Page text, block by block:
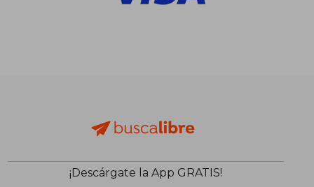
¡Descárgate la App GRATIS!